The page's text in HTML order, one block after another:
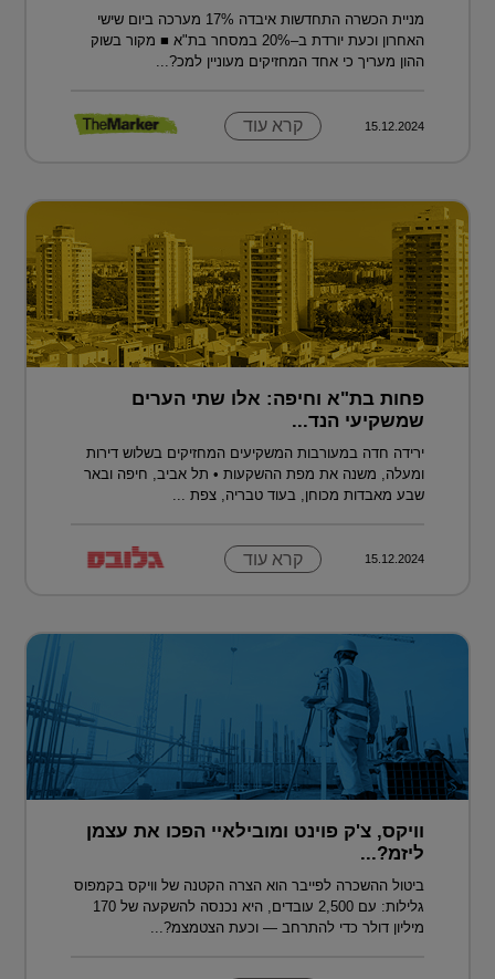
מניית הכשרה התחדשות איבדה 17% מערכה ביום שישי
האחרון וכעת יורדת ב–20% במסחר בת"א ■ מקור בשוק
ההון מעריך כי אחד המחזיקים מעוניין למכ?...
15.12.2024 קרא עוד
פחות בת"א וחיפה: אלו שתי הערים
שמשקיעי הנד...
ירידה חדה במעורבות המשקיעים המחזיקים בשלוש דירות
ומעלה, משנה את מפת ההשקעות • תל אביב, חיפה ובאר
שבע מאבדות מכוחן, בעוד טבריה, צפת ...
15.12.2024 קרא עוד
וויקס, צ'ק פוינט ומובילאיי הפכו את עצמן
ליזמ?...
ביטול ההשכרה לפייבר הוא הצרה הקטנה של וויקס בקמפוס
גלילות: עם 2,500 עובדים, היא נכנסה להשקעה של 170
מיליון דולר כדי להתרחב — וכעת הצטמצמ?...